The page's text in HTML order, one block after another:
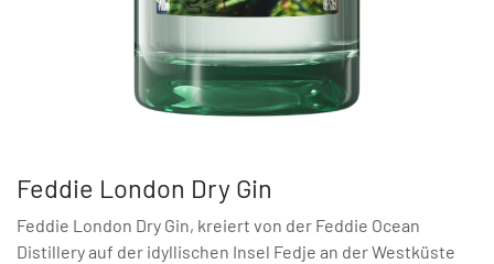
Feddie London Dry Gin
Feddie London Dry Gin, kreiert von der Feddie Ocean
Distillery auf der idyllischen Insel Fedje an der Westküste